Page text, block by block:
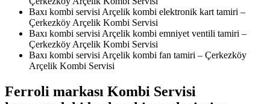
Baxı kombi servisi Arçelik kombi elektronik kart tamiri –
Çerkezköy Arçelik Kombi Servisi
Baxı kombi servisi Arçelik kombi emniyet ventili tamiri –
Çerkezköy Arçelik Kombi Servisi
Baxı kombi servisi Arçelik kombi fan tamiri – Çerkezköy
Arçelik Kombi Servisi
Ferroli markası Kombi Servisi